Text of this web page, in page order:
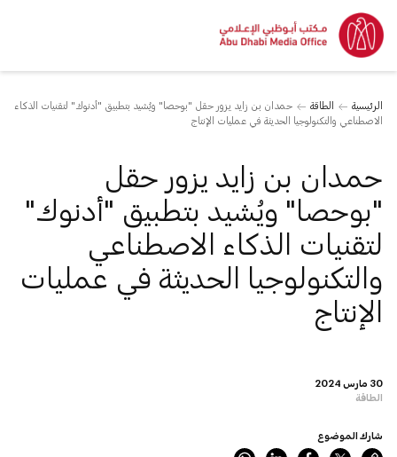
الرئيسية الطاقة
حمدان بن زايد يزور حقل "بوحصا" ويُشيد بتطبيق "أدنوك" لتقنيات الذكاء
الاصطناعي والتكنولوجيا الحديثة في عمليات الإنتاج
30 مارس 2024
الطاقة
حمدان بن زايد يزور حقل
"بوحصا" ويُشيد بتطبيق "أدنوك"
لتقنيات الذكاء الاصطناعي
والتكنولوجيا الحديثة في عمليات
الإنتاج
شارك الموضوع